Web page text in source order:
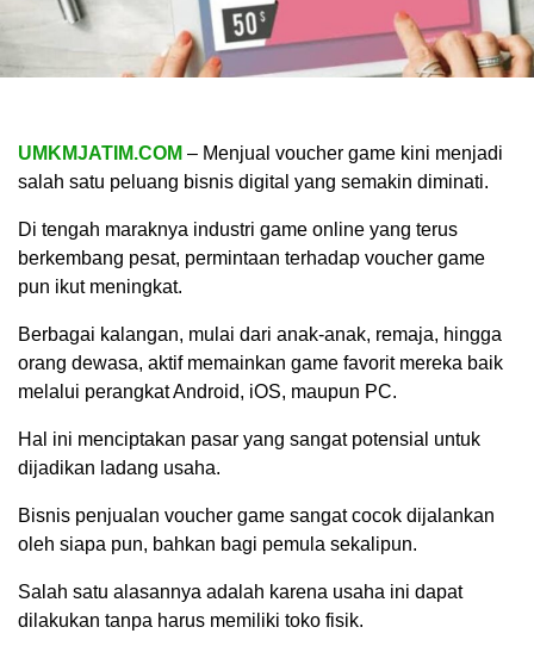
UMKMJATIM.COM – Menjual voucher game kini menjadi
salah satu peluang bisnis digital yang semakin diminati.
Di tengah maraknya industri game online yang terus
berkembang pesat, permintaan terhadap voucher game
pun ikut meningkat.
Berbagai kalangan, mulai dari anak-anak, remaja, hingga
orang dewasa, aktif memainkan game favorit mereka baik
melalui perangkat Android, iOS, maupun PC.
Hal ini menciptakan pasar yang sangat potensial untuk
dijadikan ladang usaha.
Bisnis penjualan voucher game sangat cocok dijalankan
oleh siapa pun, bahkan bagi pemula sekalipun.
Salah satu alasannya adalah karena usaha ini dapat
dilakukan tanpa harus memiliki toko fisik.